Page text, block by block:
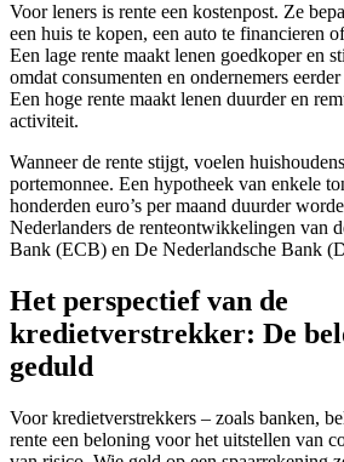
Voor leners is rente een kostenpost. Ze
een huis te kopen, een auto te financieren
Een lage rente maakt lenen goedkoper en
omdat consumenten en ondernemers
Een hoge rente maakt lenen duurder en
activiteit.
Wanneer de rente stijgt, voelen
portemonnee. Een hypotheek van enkele
honderden euro’s per maand duurder
Nederlanders de renteontwikkelingen van
Bank (ECB) en De Nederlandsche Bank
Het perspectief van de
kredietverstrekker: De
geduld
Voor kredietverstrekkers – zoals banken,
rente een beloning voor het uitstellen van